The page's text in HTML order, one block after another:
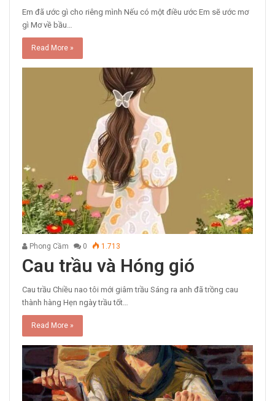
Em đã ước gì cho riêng mình Nếu có một điều ước Em sẽ ước mơ
gì Mơ về bầu…
Read More »
Phong Cầm 0 1.713
Cau trầu và Hóng gió
Cau trầu Chiều nao tôi mới giâm trầu Sáng ra anh đã trồng cau
thành hàng Hẹn ngày trầu tốt…
Read More »